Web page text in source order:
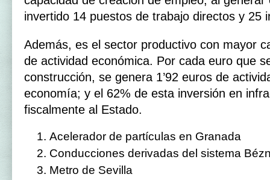
invertido 14 puestos de trabajo directos y 25
Además, es el sector productivo con mayor
de actividad económica. Por cada euro que
construcción, se genera 1’92 euros de
economía; y el 62% de esta inversión en
fiscalmente al Estado.
Acelerador de partículas en Granada
Conducciones derivadas del sistema
Metro de Sevilla